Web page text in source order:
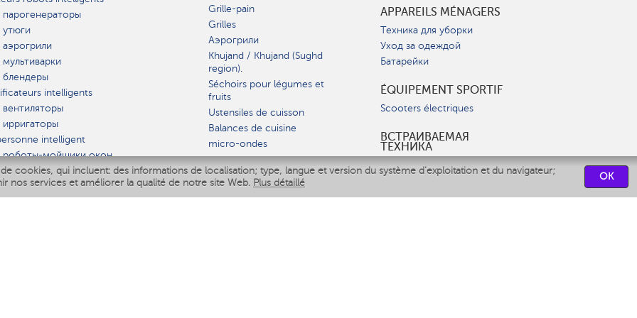
cookies, qui incluent: des informations de localisation; type, langue et version du système d'exploitation et du navigateur;
nos services et améliorer la qualité de notre site Web. Plus détaillé
OK
intelligents
intelligent
роботы-мойщики окон
intelligent
IQ Home
Grille-pain
Grilles
Аэрогрили
Khujand / Khujand (Sughd
region).
Séchoirs pour légumes et
fruits
Ustensiles de cuisson
Balances de cuisine
micro-ondes
VAISSELLE
APPAREILS MÉNAGERS
Техника для уборки
Уход за одеждой
Батарейки
ÉQUIPEMENT SPORTIF
Scooters électriques
ВСТРАИВАЕМАЯ
ТЕХНИКА
Вытяжки
Духовые шкафы